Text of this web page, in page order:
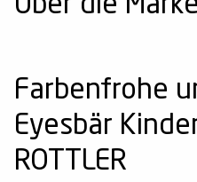
Über die Marke
Farbenfrohe
Eyesbär
ROTTLER